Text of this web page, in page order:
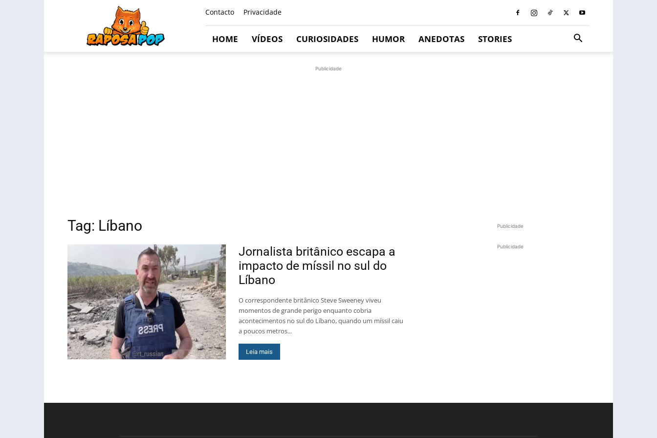
Contacto Privacidade
HOME VÍDEOS CURIOSIDADES HUMOR ANEDOTAS STORIES
Publicidade
Tag: Líbano
Jornalista britânico escapa a
impacto de míssil no sul do
Líbano
O correspondente britânico Steve Sweeney viveu
momentos de grande perigo enquanto cobria
acontecimentos no sul do Líbano, quando um míssil caiu
a poucos metros...
Leia mais
Publicidade
Publicidade